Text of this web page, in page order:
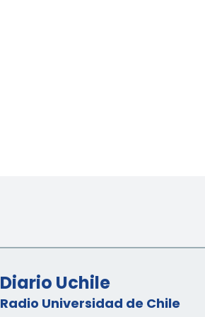
Diario Uchile
Radio Universidad de Chile